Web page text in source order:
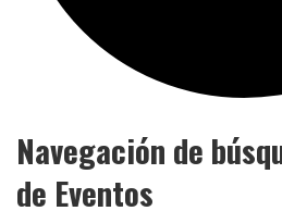
Navegación de
de Eventos